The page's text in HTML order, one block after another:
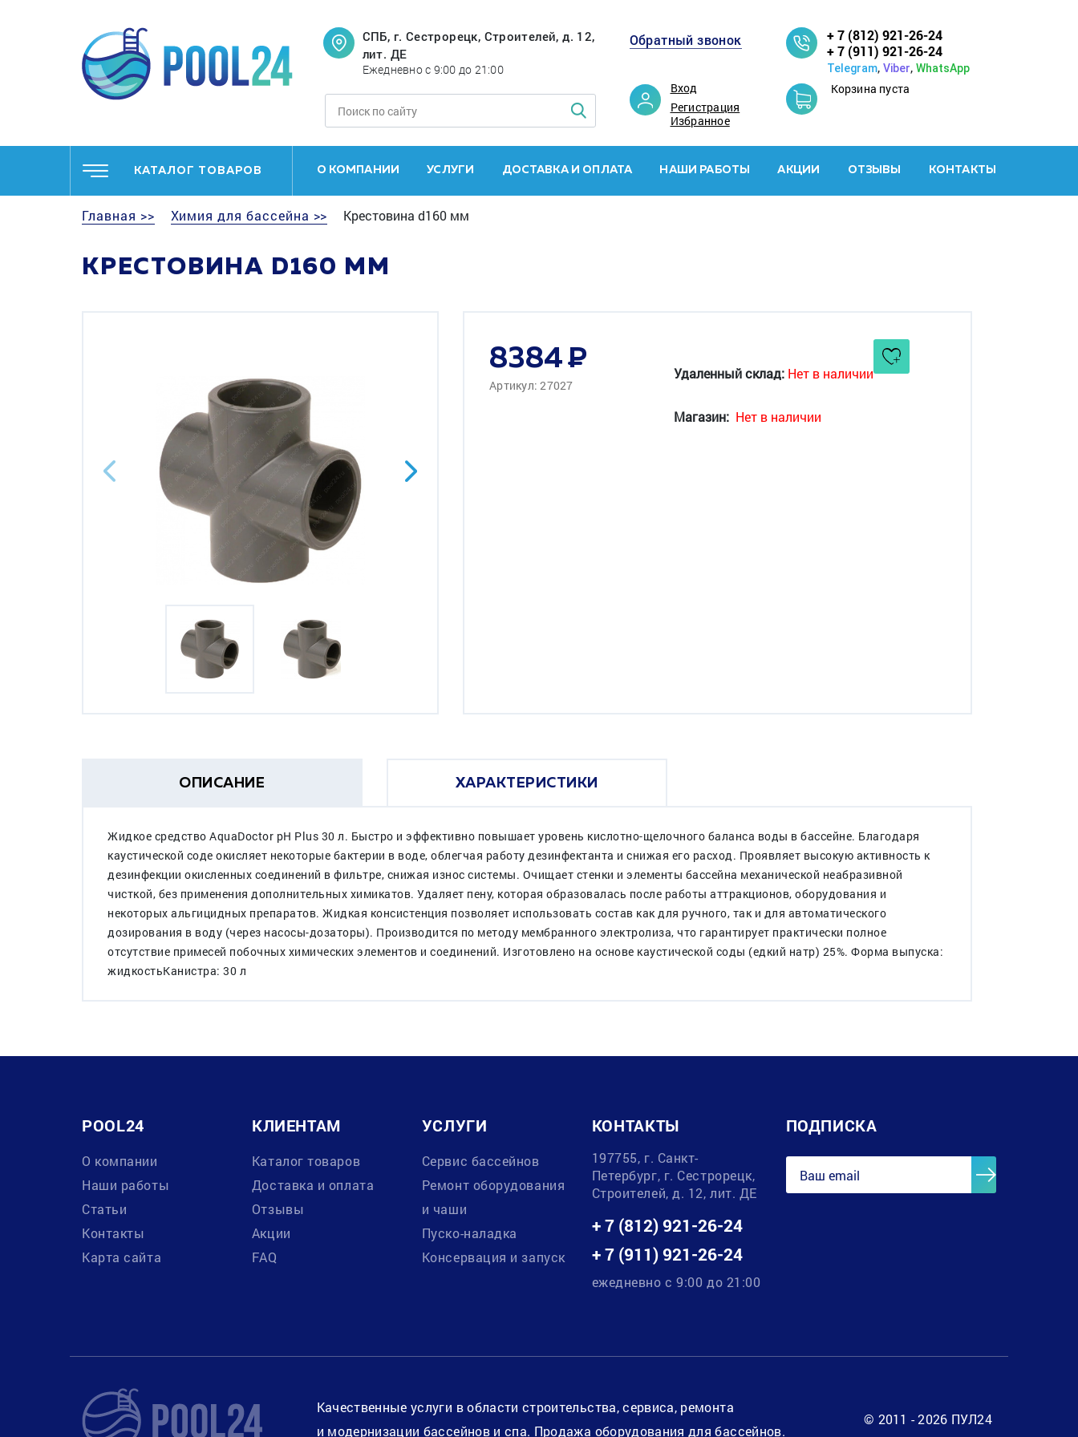
СПБ, г. Сестрорецк, Строителей, д. 12,
лит. ДЕ
Ежедневно с 9:00 до 21:00
Обратный звонок
Вход
Регистрация
Избранное
+ 7 (812) 921-26-24
+ 7 (911) 921-26-24
Telegram, Viber, WhatsApp
Корзина пуста
КАТАЛОГ ТОВАРОВ О КОМПАНИИ УСЛУГИ ДОСТАВКА И ОПЛАТА НАШИ РАБОТЫ АКЦИИ ОТЗЫВЫ КОНТАКТЫ
Главная >> Химия для бассейна >> Крестовина d160 мм
КРЕСТОВИНА D160 ММ
8384
Артикул: 27027
Удаленный склад: Нет в наличии
Магазин: Нет в наличии
ОПИСАНИЕ ХАРАКТЕРИСТИКИ
Жидкое средство AquaDoctor pH Plus 30 л. Быстро и эффективно повышает уровень кислотно-щелочного баланса воды в бассейне. Благодаря
каустической соде окисляет некоторые бактерии в воде, облегчая работу дезинфектанта и снижая его расход. Проявляет высокую активность к
дезинфекции окисленных соединений в фильтре, снижая износ системы. Очищает стенки и элементы бассейна механической неабразивной
чисткой, без применения дополнительных химикатов. Удаляет пену, которая образовалась после работы аттракционов, оборудования и
некоторых альгицидных препаратов. Жидкая консистенция позволяет использовать состав как для ручного, так и для автоматического
дозирования в воду (через насосы-дозаторы). Производится по методу мембранного электролиза, что гарантирует практически полное
отсутствие примесей побочных химических элементов и соединений. Изготовлено на основе каустической соды (едкий натр) 25%. Форма выпуска:
жидкостьКанистра: 30 л
POOL24
О компании
Наши работы
Статьи
Контакты
Карта сайта
КЛИЕНТАМ
Каталог товаров
Доставка и оплата
Отзывы
Акции
FAQ
УСЛУГИ
Сервис бассейнов
Ремонт оборудования
и чаши
Пуско-наладка
Консервация и запуск
КОНТАКТЫ
197755, г. Санкт-
Петербург, г. Сестрорецк,
Строителей, д. 12, лит. ДЕ
+ 7 (812) 921-26-24
+ 7 (911) 921-26-24
ежедневно с 9:00 до 21:00
ПОДПИСКА
Качественные услуги в области строительства, сервиса, ремонта
и модернизации бассейнов и спа. Продажа оборудования для бассейнов.
© 2011 - 2026 ПУЛ24